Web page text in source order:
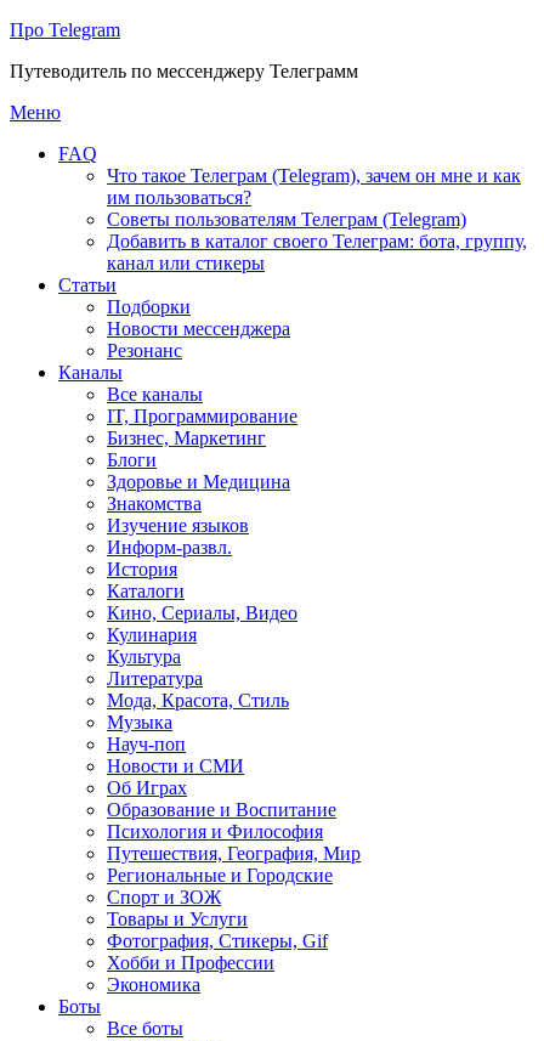
Про Telegram
Путеводитель по мессенджеру Телеграмм
Перейти
содержимому
Меню
FAQ
Что такое Телеграм (Telegram), зачем он мне и как
им пользоваться?
Советы пользователям Телеграм (Telegram)
Добавить в каталог своего Телеграм: бота, группу,
канал или стикеры
Статьи
Подборки
Новости мессенджера
Резонанс
Каналы
Все каналы
IT, Программирование
Бизнес, Маркетинг
Блоги
Здоровье и Медицина
Знакомства
Изучение языков
Информ-развл.
История
Каталоги
Кино, Сериалы, Видео
Кулинария
Культура
Литература
Мода, Красота, Стиль
Музыка
Науч-поп
Новости и СМИ
Об Играх
Образование и Воспитание
Психология и Философия
Путешествия, География, Мир
Региональные и Городские
Спорт и ЗОЖ
Товары и Услуги
Фотография, Стикеры, Gif
Хобби и Профессии
Экономика
Боты
Все боты